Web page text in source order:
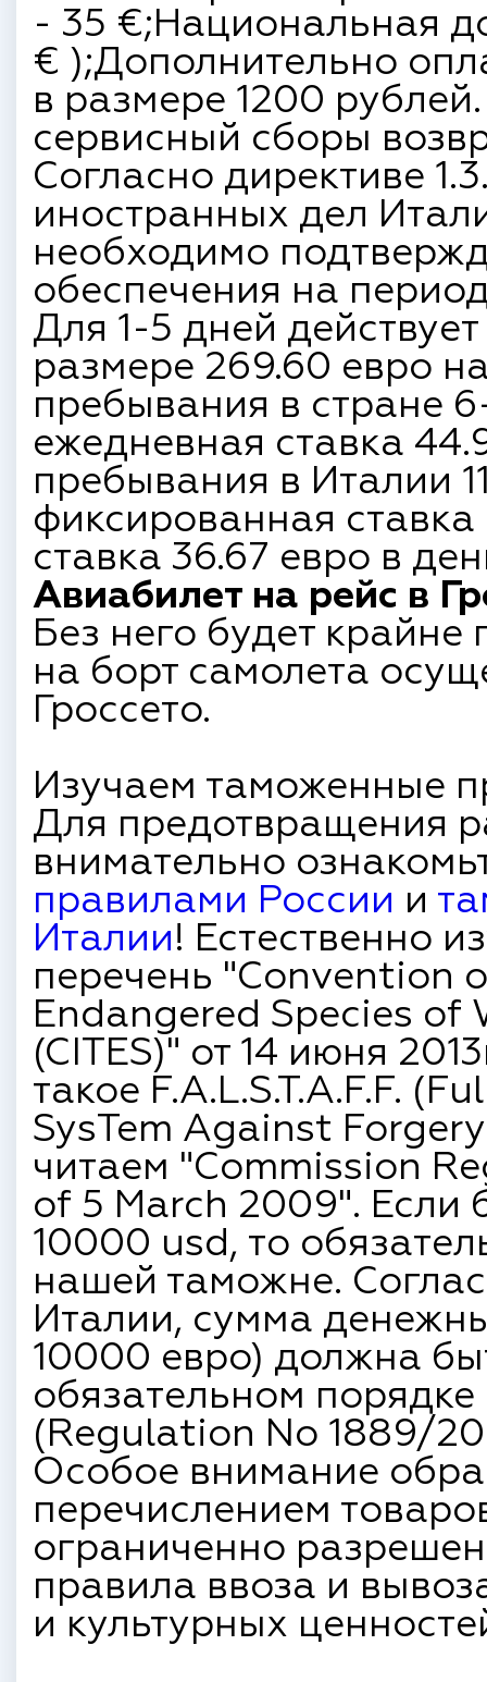
- 35 €;Национальная
€ );Дополнительно
в размере 1200
сервисный сборы
Согласно директиве
иностранных дел
необходимо
обеспечения на
Для 1-5 дней
размере 269.60 евро
пребывания в стране
ежедневная ставка
пребывания в Италии
фиксированная
ставка 36.67 евро в
Авиабилет на рейс в
Без него будет
на борт самолета
Гроссето.
Изучаем таможенные
Для предотвращения
внимательно
правилами России и
Италии! Естественно
перечень "Convention
Endangered Species of
(CITES)" от 14 июня
такое F.A.L.S.T.A.F.F.
SysTem Against
читаем "Commission
of 5 March 2009". Если
10000 usd, то
нашей таможне.
Италии, сумма
10000 евро) должна
обязательном
(Regulation No 1889/
Особое внимание
перечислением
ограниченно
правила ввоза и
и культурных